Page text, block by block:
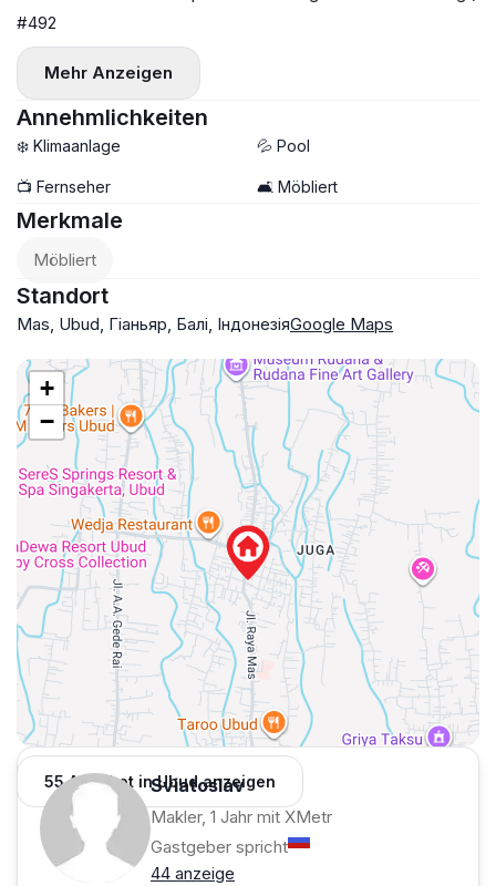
#492
Mehr Anzeigen
Annehmlichkeiten
❄️ Klimaanlage 💦 Pool
📺 Fernseher 🛋️ Möbliert
Merkmale
Möbliert
Standort
Mas, Ubud, Гіаньяр, Балі, ІндонезіяGoogle Maps
+
−
55 Angebot in Ubud anzeigen
Sviatoslav
Makler, 1 Jahr mit XMetr
Gastgeber spricht
44 anzeige